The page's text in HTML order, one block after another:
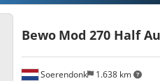
Soerendonk 1.638 km
Bewo Mod 270 Half